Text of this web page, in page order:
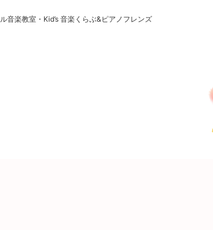
楽教室・Kid’s 音楽くらぶ&ピアノフレンズ